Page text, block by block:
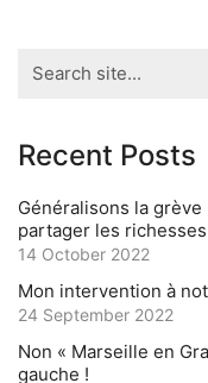
for:
Recent Posts
Généralisons la
partager les richesses
14 October 2022
Mon intervention à
24 September 2022
Non « Marseille en
gauche !